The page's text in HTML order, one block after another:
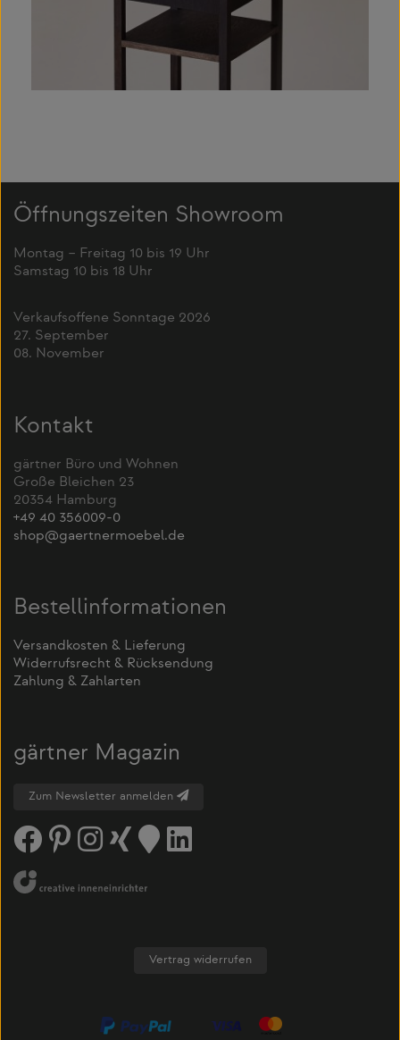
Öffnungszeiten Showroom
Montag – Freitag 10 bis 19 Uhr
Samstag 10 bis 18 Uhr
Verkaufsoffene Sonntage 2026
27. September
08. November
Kontakt
gärtner Büro und Wohnen
Große Bleichen 23
20354 Hamburg
+49 40 356009-0
shop@gaertnermoebel.de
Bestellinformationen
Versandkosten & Lieferung
Widerrufsrecht & Rücksendung
Zahlung & Zahlarten
gärtner Magazin
Zum Newsletter anmelden
Vertrag widerrufen